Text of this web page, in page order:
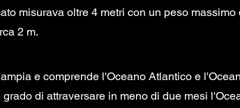
misurava oltre 4 metri con un peso massimo
2 m.
e comprende l'Oceano Atlantico e
di attraversare in meno di due mesi